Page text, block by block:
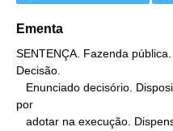
Ementa
SENTENÇA. Fazenda
Decisão.
por